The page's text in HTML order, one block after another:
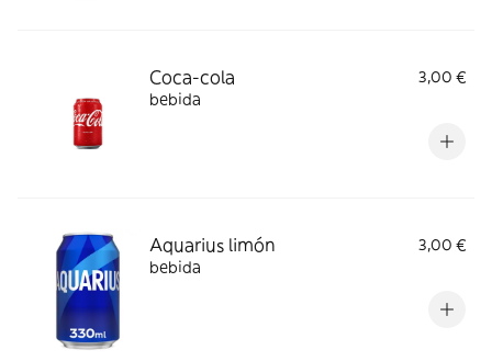
Coca-cola
3,00 €
bebida
Aquarius limón
3,00 €
bebida